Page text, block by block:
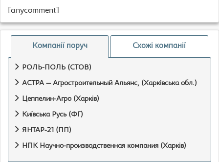
[anycomment]
Компанії поруч Схожі компанії
РОЛЬ-ПОЛЬ (СТОВ)
АСТРА — Агростроительный Альянс, (Харківська обл.)
Цеппелин-Агро (Харків)
Київська Русь (ФГ)
ЯНТАР-21 (ПП)
НПК Научно-производственная компания (Харків)